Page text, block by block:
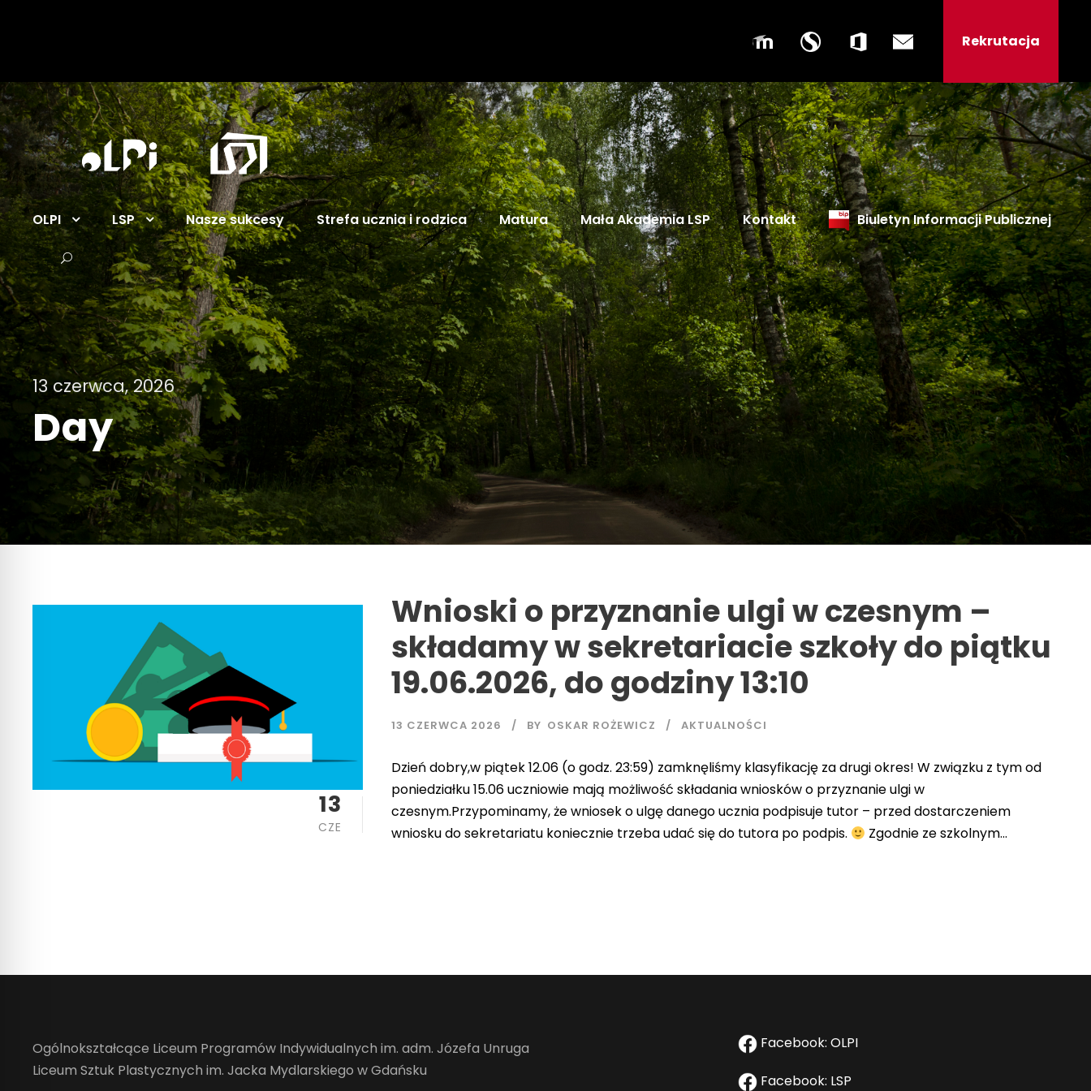
Rekrutacja
OLPI LSP Nasze sukcesy Strefa ucznia i rodzica Matura Mała Akademia LSP Kontakt Biuletyn Informacji Publicznej
13 czerwca, 2026
Day
13
CZE
Wnioski o przyznanie ulgi w czesnym –
składamy w sekretariacie szkoły do piątku
19.06.2026, do godziny 13:10
13 CZERWCA 2026 BY OSKAR ROŻEWICZ AKTUALNOŚCI
Dzień dobry,w piątek 12.06 (o godz. 23:59) zamknęliśmy klasyfikację za drugi okres! W związku z tym od
poniedziałku 15.06 uczniowie mają możliwość składania wniosków o przyznanie ulgi w
czesnym.Przypominamy, że wniosek o ulgę danego ucznia podpisuje tutor – przed dostarczeniem
wniosku do sekretariatu koniecznie trzeba udać się do tutora po podpis.
Zgodnie ze szkolnym...
Ogólnokształcące Liceum Programów Indywidualnych im. adm. Józefa Unruga
Liceum Sztuk Plastycznych im. Jacka Mydlarskiego w Gdańsku
Facebook: OLPI
Facebook: LSP